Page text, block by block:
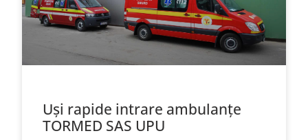
Uși rapide intrare ambulanțe
TORMED SAS UPU